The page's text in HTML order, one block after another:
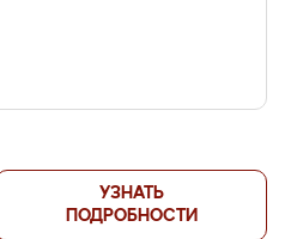
УЗНАТЬ
ПОДРОБНОСТИ